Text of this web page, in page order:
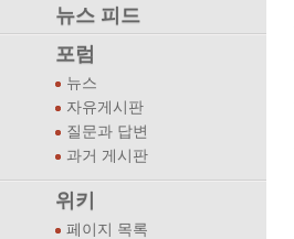
뉴스 피드
포럼
뉴스
자유게시판
질문과 답변
과거 게시판
위키
페이지 목록